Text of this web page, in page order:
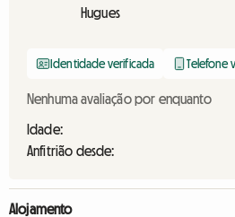
Hugues
Identidade verificada Telefone
Nenhuma avaliação por enquanto
Idade:
Anfitrião desde:
Alojamento